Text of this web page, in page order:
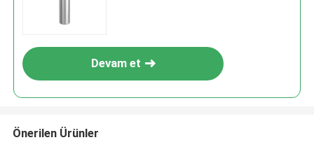
Devam et
Önerilen Ürünler